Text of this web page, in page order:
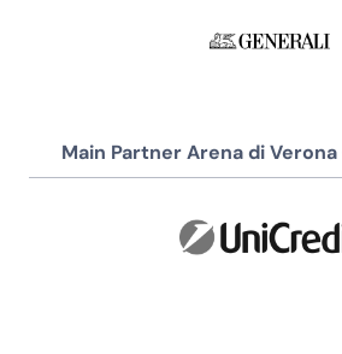
Main Partner Arena di